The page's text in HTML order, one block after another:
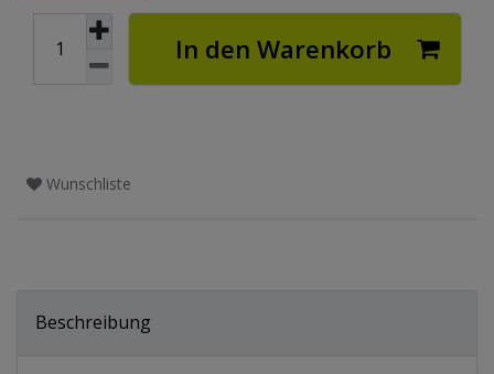
In den Warenkorb
Wunschliste
Beschreibung